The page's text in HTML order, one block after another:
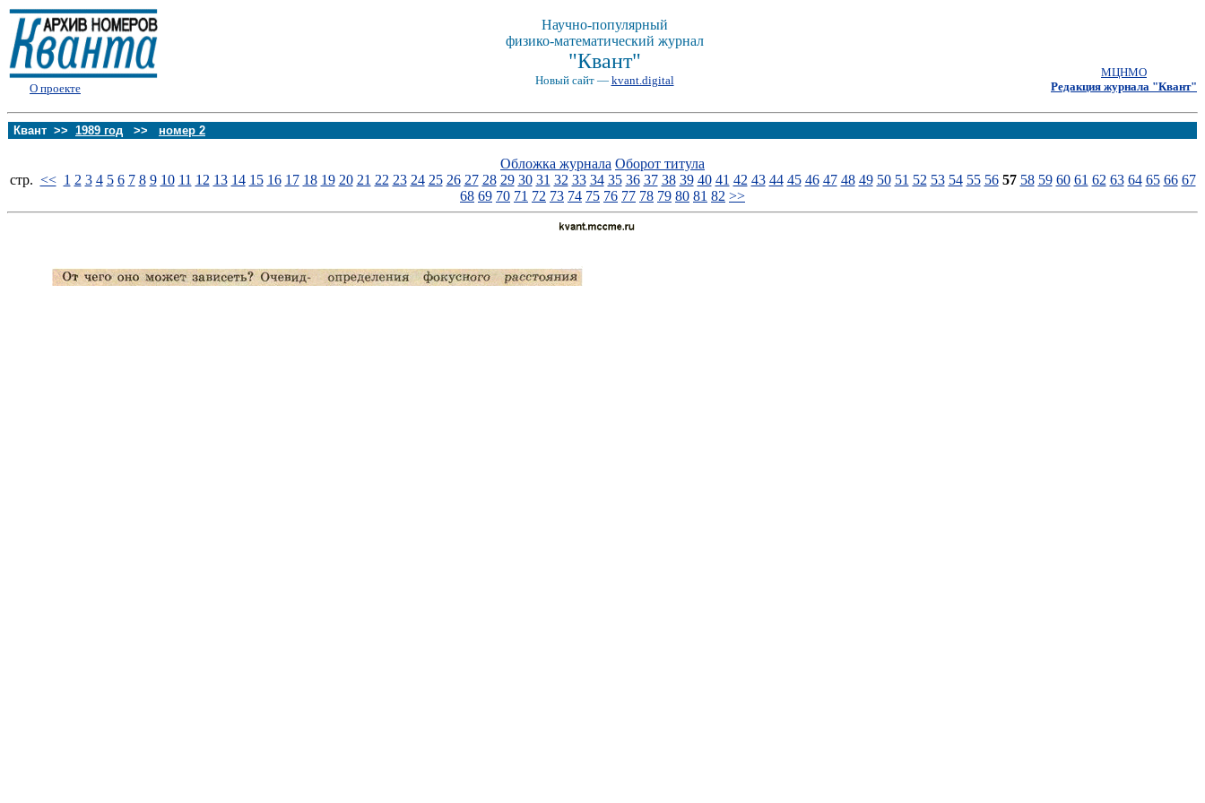
О проекте
Научно-популярный
физико-математический журнал
"Квант"
Новый сайт — kvant.digital
МЦНМО
Редакция журнала "Квант"
Квант >> 1989 год >> номер 2
Обложка журнала Оборот титула
стp. << 1 2 3 4 5 6 7 8 9 10 11 12 13 14 15 16 17 18 19 20 21 22 23 24 25 26 27 28 29 30 31 32 33 34 35 36 37 38 39 40 41 42 43 44 45 46 47 48 49 50 51 52 53 54 55 56 57 58 59 60 61 62 63 64 65 66 67
68 69 70 71 72 73 74 75 76 77 78 79 80 81 82 >>